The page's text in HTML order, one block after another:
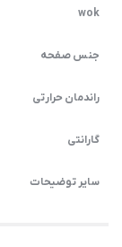
wok
جنس صفحه
راندمان حرارتی
گارانتی
سایر توضیحات